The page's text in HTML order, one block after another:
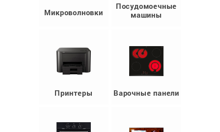
Микроволновки
Посудомоечные
машины
Принтеры Варочные панели